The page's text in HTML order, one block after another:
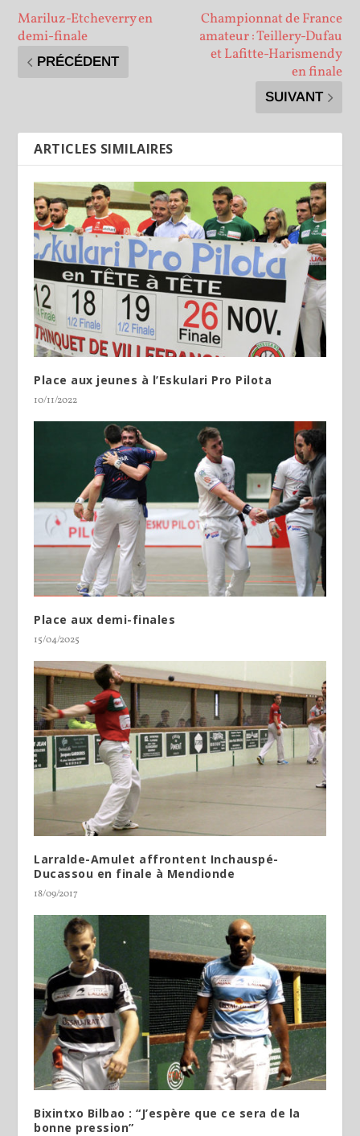
Mariluz-Etcheverry en
demi-finale
PRÉCÉDENT
Championnat de France
amateur : Teillery-Dufau
et Lafitte-Harismendy
en finale
SUIVANT
ARTICLES SIMILAIRES
Place aux jeunes à l’Eskulari Pro Pilota
10/11/2022
Place aux demi-finales
15/04/2025
Larralde-Amulet affrontent Inchauspé-
Ducassou en finale à Mendionde
18/09/2017
Bixintxo Bilbao : “J’espère que ce sera de la
bonne pression”